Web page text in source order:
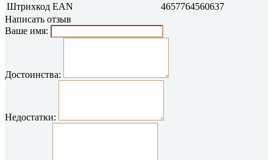
Штрихкод EAN
4657764560637
Написать отзыв
Ваше имя:
Достоинства:
Недостатки: